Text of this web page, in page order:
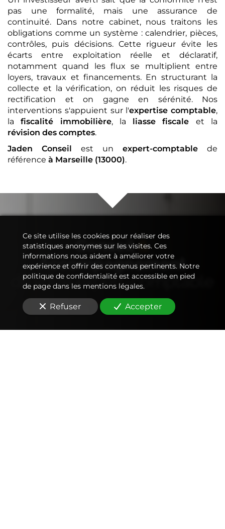
pas une formalité, mais une assurance de
continuité. Dans notre cabinet, nous traitons les
obligations comme un système : calendrier, pièces,
contrôles, puis décisions. Cette rigueur évite les
écarts entre exploitation réelle et déclaratif,
notamment quand les flux se multiplient entre
loyers, travaux et financements. En structurant la
collecte et la vérification, on réduit les risques de
rectification et on gagne en sérénité. Nos
interventions s'appuient sur l'expertise comptable,
lafiscalité immobilière, la liasse fiscale et la
révision des comptes.
Jaden Conseil
est un expert-comptable de
référence à Marseille (13000).
Conseil&
Accompagnement
de votreexpert-comptable
Ce site utilise les cookies pour réaliser des
statistiques anonymes sur les visites. Ces
informations nous aident à améliorer votre
expérience et offrir des contenus pertinents. Notre
politique de confidentialité est accessible en pied
de page dans les mentions légales.
Refuser Accepter